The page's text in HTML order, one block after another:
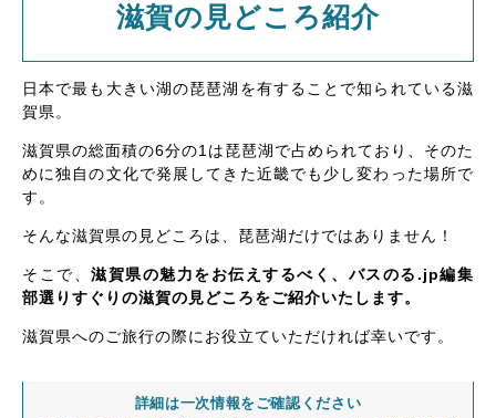
滋賀の見どころ紹介
日本で最も大きい湖の琵琶湖を有することで知られている滋
賀県。
滋賀県の総面積の6分の1は琵琶湖で占められており、そのた
めに独自の文化で発展してきた近畿でも少し変わった場所で
す。
そんな滋賀県の見どころは、琵琶湖だけではありません！
そこで、滋賀県の魅力をお伝えするべく、バスのる.jp編集
部選りすぐりの滋賀の見どころをご紹介いたします。
滋賀県へのご旅行の際にお役立ていただければ幸いです。
詳細は一次情報をご確認ください